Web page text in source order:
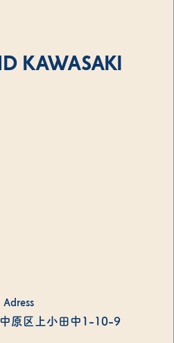
KAWASAKI
Adress
原区上小田中1-10-9